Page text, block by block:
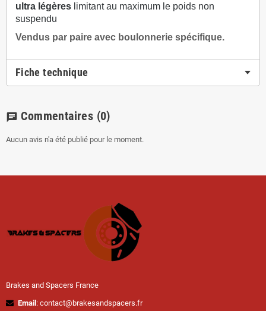
ultra légères limitant au maximum le poids non
suspendu
Vendus par paire avec boulonnerie spécifique.
Fiche technique
chat Commentaires (0)
Aucun avis n'a été publié pour le moment.
Brakes and Spacers France
Email : contact@brakesandspacers.fr